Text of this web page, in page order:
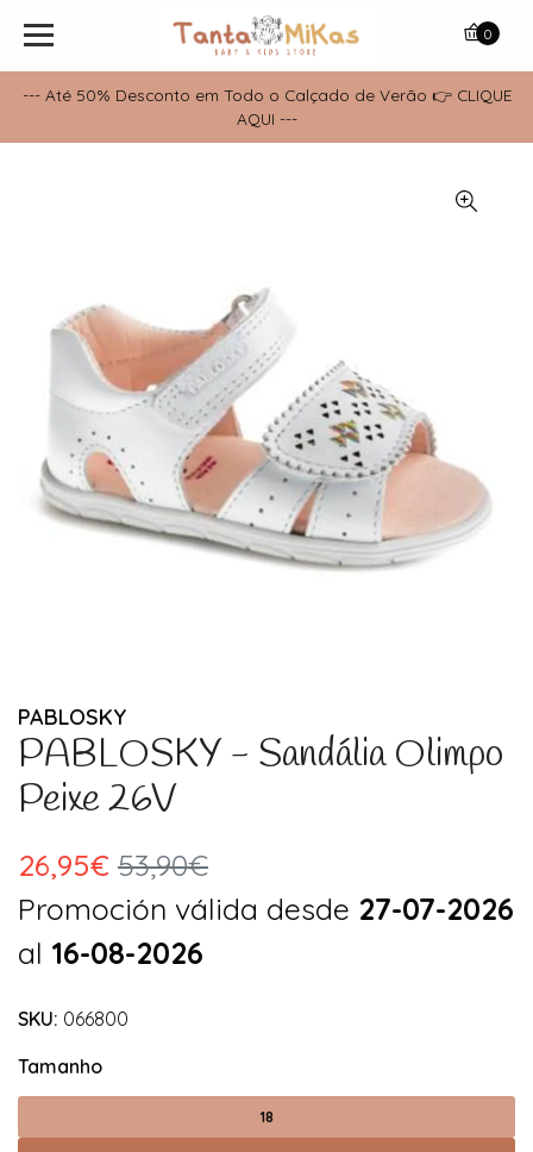
--- Até 50% Desconto em Todo o Calçado de Verão 👉 CLIQUE
AQUI ---
0
PABLOSKY
PABLOSKY - Sandália Olimpo
Peixe 26V
26,95€ 53,90€
Promoción válida desde 27-07-2026
al 16-08-2026
SKU: 066800
Tamanho
18